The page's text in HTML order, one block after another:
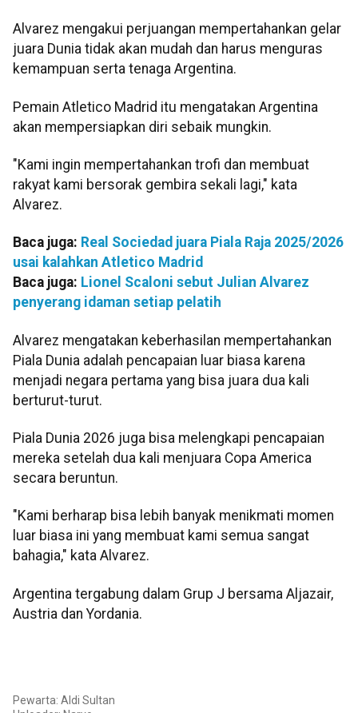
Alvarez mengakui perjuangan mempertahankan gelar
juara Dunia tidak akan mudah dan harus menguras
kemampuan serta tenaga Argentina.
Pemain Atletico Madrid itu mengatakan Argentina
akan mempersiapkan diri sebaik mungkin.
"Kami ingin mempertahankan trofi dan membuat
rakyat kami bersorak gembira sekali lagi," kata
Alvarez.
Baca juga: Real Sociedad juara Piala Raja 2025/2026
usai kalahkan Atletico Madrid
Baca juga: Lionel Scaloni sebut Julian Alvarez
penyerang idaman setiap pelatih
Alvarez mengatakan keberhasilan mempertahankan
Piala Dunia adalah pencapaian luar biasa karena
menjadi negara pertama yang bisa juara dua kali
berturut-turut.
Piala Dunia 2026 juga bisa melengkapi pencapaian
mereka setelah dua kali menjuara Copa America
secara beruntun.
"Kami berharap bisa lebih banyak menikmati momen
luar biasa ini yang membuat kami semua sangat
bahagia," kata Alvarez.
Argentina tergabung dalam Grup J bersama Aljazair,
Austria dan Yordania.
Pewarta: Aldi Sultan